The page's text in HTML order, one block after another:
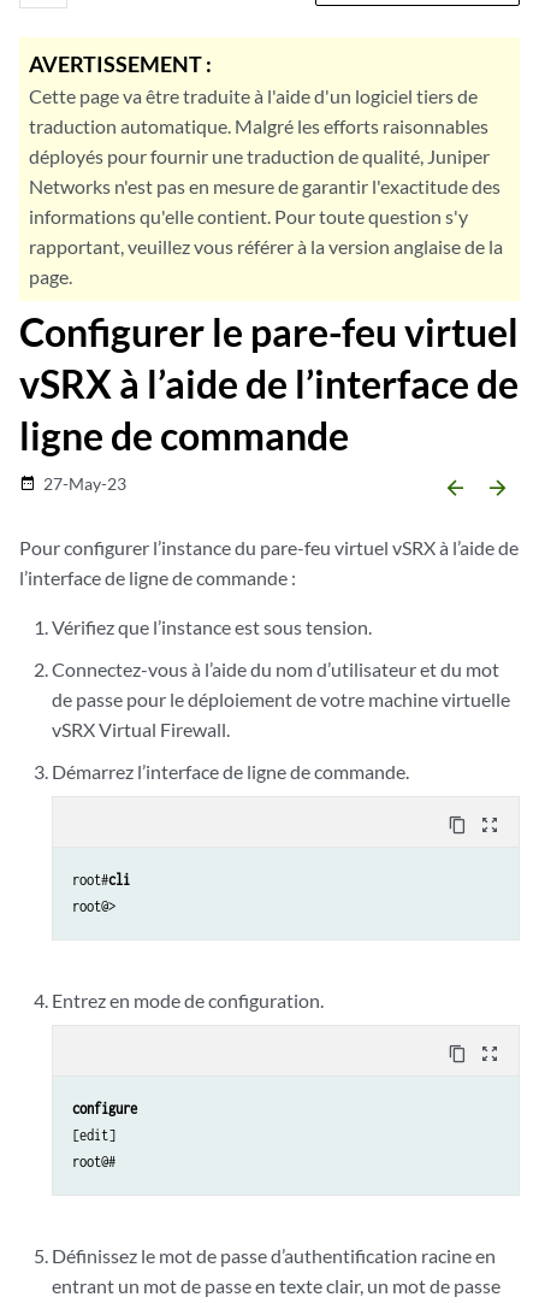
AVERTISSEMENT :
Cette page va être traduite à l'aide d'un logiciel tiers de
traduction automatique. Malgré les efforts raisonnables
déployés pour fournir une traduction de qualité, Juniper
Networks n'est pas en mesure de garantir l'exactitude des
informations qu'elle contient. Pour toute question s'y
rapportant, veuillez vous référer à la version anglaise de la
page.
Configurer le pare-feu virtuel
vSRX à l’aide de l’interface de
ligne de commande
date_range 27-May-23 arrow_backward arrow_forward
Pour configurer l’instance du pare-feu virtuel vSRX à l’aide de
l’interface de ligne de commande :
Vérifiez que l’instance est sous tension.
Connectez-vous à l’aide du nom d’utilisateur et du mot
de passe pour le déploiement de votre machine virtuelle
vSRX Virtual Firewall.
Démarrez l’interface de ligne de commande.
content_copy zoom_out_map
root#cli
Entrez en mode de configuration.
content_copy zoom_out_map
configure
[edit]
Définissez le mot de passed’authentification racine en
entrant un mot de passeen texte clair, un mot de passe